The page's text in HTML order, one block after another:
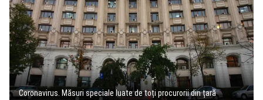
Coronavirus. Măsuri speciale luate de toți procurorii din țară